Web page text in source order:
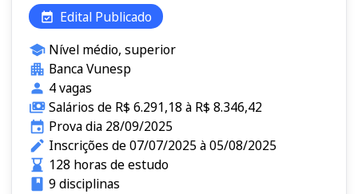
Edital Publicado
Nível médio, superior
Banca Vunesp
4 vagas
Salários de R$ 6.291,18 à R$ 8.346,42
Prova dia 28/09/2025
Inscrições de 07/07/2025 à 05/08/2025
128 horas de estudo
9 disciplinas